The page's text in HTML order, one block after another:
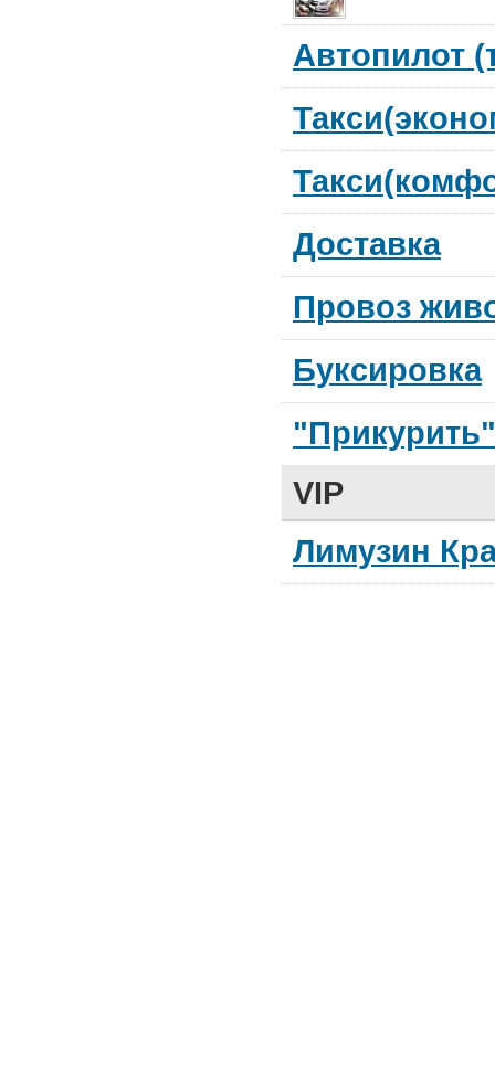
Автопилот
Доставка
Провоз
Буксировка
"Прикурить"
VIP
Лимузин